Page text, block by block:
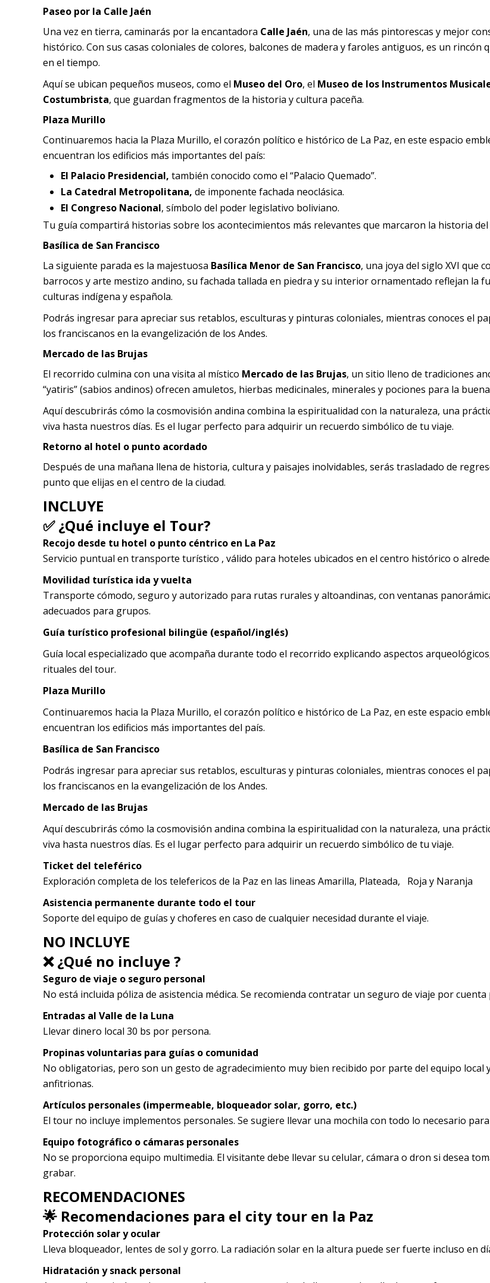
Paseo por la Calle Jaén
Una vez en tierra, caminarás por la encantadora Calle Jaén, una de las más pintorescas y mejor
histórico. Con sus casas coloniales de colores, balcones de madera y faroles antiguos, es un rincón
en el tiempo.
Aquí se ubican pequeños museos, como el Museo del Oro, el Museo de los Instrumentos
Costumbrista, que guardan fragmentos de la historia y cultura paceña.
Plaza Murillo
Continuaremos hacia la Plaza Murillo, el corazón político e histórico de La Paz, en este espacio
encuentran los edificios más importantes del país:
El Palacio Presidencial, también conocido como el “Palacio Quemado”.
La Catedral Metropolitana, de imponente fachada neoclásica.
El Congreso Nacional, símbolo del poder legislativo boliviano.
Tu guía compartirá historias sobre los acontecimientos más relevantes que marcaron la historia
Basílica de San Francisco
La siguiente parada es la majestuosa Basílica Menor de San Francisco, una joya del siglo XVI que
barrocos y arte mestizo andino, su fachada tallada en piedra y su interior ornamentado reflejan la
culturas indígena y española.
Podrás ingresar para apreciar sus retablos, esculturas y pinturas coloniales, mientras conoces el
los franciscanos en la evangelización de los Andes.
Mercado de las Brujas
El recorrido culmina con una visita al místico Mercado de las Brujas, un sitio lleno de tradiciones
“yatiris” (sabios andinos) ofrecen amuletos, hierbas medicinales, minerales y pociones para la
Aquí descubrirás cómo la cosmovisión andina combina la espiritualidad con la naturaleza, una
viva hasta nuestros días. Es el lugar perfecto para adquirir un recuerdo simbólico de tu viaje.
Retorno al hotel o punto acordado
Después de una mañana llena de historia, cultura y paisajes inolvidables, serás trasladado de
punto que elijas en el centro de la ciudad.
INCLUYE
✅ ¿Qué incluye el Tour?
Recojo desde tu hotel o punto céntrico en La Paz
Servicio puntual en transporte turístico , válido para hoteles ubicados en el centro histórico o
Movilidad turística ida y vuelta
Transporte cómodo, seguro y autorizado para rutas rurales y altoandinas, con ventanas
adecuados para grupos.
Guía turístico profesional bilingüe (español/inglés)
Guía local especializado que acompaña durante todo el recorrido explicando aspectos
rituales del tour.
Plaza Murillo
Continuaremos hacia la Plaza Murillo, el corazón político e histórico de La Paz, en este espacio
encuentran los edificios más importantes del país.
Basílica de San Francisco
Podrás ingresar para apreciar sus retablos, esculturas y pinturas coloniales, mientras conoces el
los franciscanos en la evangelización de los Andes.
Mercado de las Brujas
Aquí descubrirás cómo la cosmovisión andina combina la espiritualidad con la naturaleza, una
viva hasta nuestros días. Es el lugar perfecto para adquirir un recuerdo simbólico de tu viaje.
Ticket del teleférico
Exploración completa de los telefericos de la Paz en las lineas Amarilla, Plateada, Roja y Naranja
Asistencia permanente durante todo el tour
Soporte del equipo de guías y choferes en caso de cualquier necesidad durante el viaje.
NO INCLUYE
❌ ¿Qué no incluye ?
Seguro de viaje o seguro personal
No está incluida póliza de asistencia médica. Se recomienda contratar un seguro de viaje por cuenta
Entradas al Valle de la Luna
Llevar dinero local 30 bs por persona.
Propinas voluntarias para guías o comunidad
No obligatorias, pero son un gesto de agradecimiento muy bien recibido por parte del equipo local
anfitrionas.
Artículos personales (impermeable, bloqueador solar, gorro, etc.)
El tour no incluye implementos personales. Se sugiere llevar una mochila con todo lo necesario
Equipo fotográfico o cámaras personales
No se proporciona equipo multimedia. El visitante debe llevar su celular, cámara o dron si desea
grabar.
RECOMENDACIONES
🌟 Recomendaciones para el city tour en la Paz
Protección solar y ocular
Lleva bloqueador, lentes de sol y gorro. La radiación solar en la altura puede ser fuerte incluso en
Hidratación y snack personal